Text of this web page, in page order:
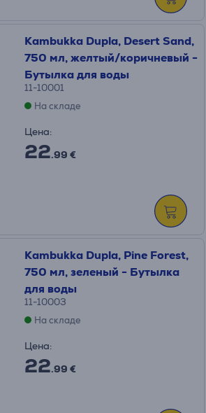
Kambukka Dupla, Desert Sand,
750 мл, желтый/коричневый -
Бутылка для воды
11-10001
На складе
Цена:
22.99 €
Kambukka Dupla, Pine Forest,
750 мл, зеленый - Бутылка
для воды
11-10003
На складе
Цена:
22.99 €